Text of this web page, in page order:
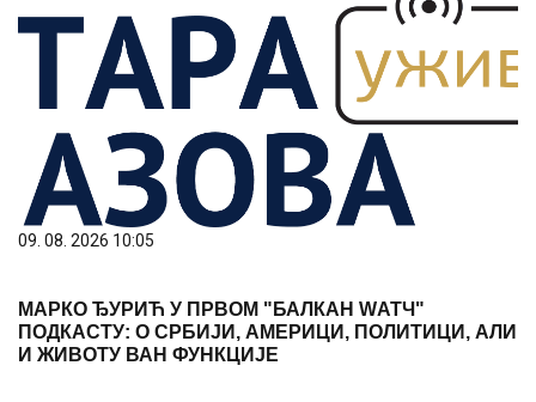
09. 08. 2026 10:05
МАРКО ЂУРИЋ У ПРВОМ "БАЛКАН WАТЧ"
ПОДКАСТУ: О СРБИЈИ, АМЕРИЦИ, ПОЛИТИЦИ, АЛИ
И ЖИВОТУ ВАН ФУНКЦИЈЕ